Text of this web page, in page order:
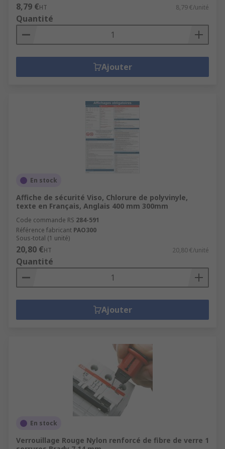
8,79 €HT 8,79 €/unité
Quantité
Ajouter
En stock
Affiche de sécurité Viso, Chlorure de polyvinyle,
texte en Français, Anglais 400 mm 300mm
Code commande RS 284-591
Référence fabricant PAO300
Sous-total (1 unité)
20,80 €HT 20,80 €/unité
Quantité
Ajouter
En stock
Verrouillage Rouge Nylon renforcé de fibre de verre 1